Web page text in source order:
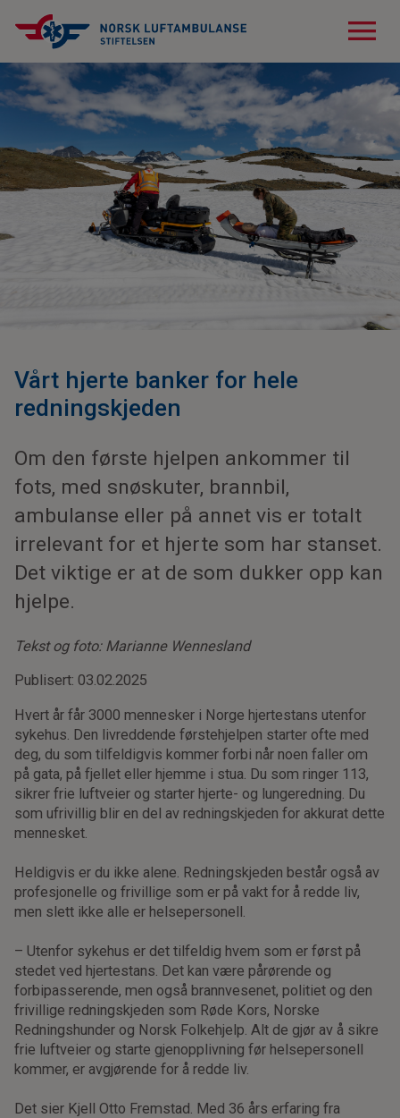
menu
Vårt hjerte banker for hele
redningskjeden
Om den første hjelpen ankommer til
fots, med snøskuter, brannbil,
ambulanse eller på annet vis er totalt
irrelevant for et hjerte som har stanset.
Det viktige er at de som dukker opp kan
hjelpe.
Tekst og foto: Marianne Wennesland
Publisert: 03.02.2025
Hvert år får 3000 mennesker i Norge hjertestans utenfor
sykehus. Den livreddende førstehjelpen starter ofte med
deg, du som tilfeldigvis kommer forbi når noen faller om
på gata, på fjellet eller hjemme i stua. Du som ringer 113,
sikrer frie luftveier og starter hjerte- og lungeredning. Du
som ufrivillig blir en del av redningskjeden for akkurat dette
mennesket.
Heldigvis er du ikke alene. Redningskjeden består også av
profesjonelle og frivillige som er på vakt for å redde liv,
men slett ikke alle er helsepersonell.
– Utenfor sykehus er det tilfeldig hvem som er først på
stedet ved hjertestans. Det kan være pårørende og
forbipasserende, men også brannvesenet, politiet og den
frivillige redningskjeden som Røde Kors, Norske
Redningshunder og Norsk Folkehjelp. Alt de gjør av å sikre
frie luftveier og starte gjenopplivning før helsepersonell
kommer, er avgjørende for å redde liv.
Det sier Kjell Otto Fremstad. Med 36 års erfaring fra